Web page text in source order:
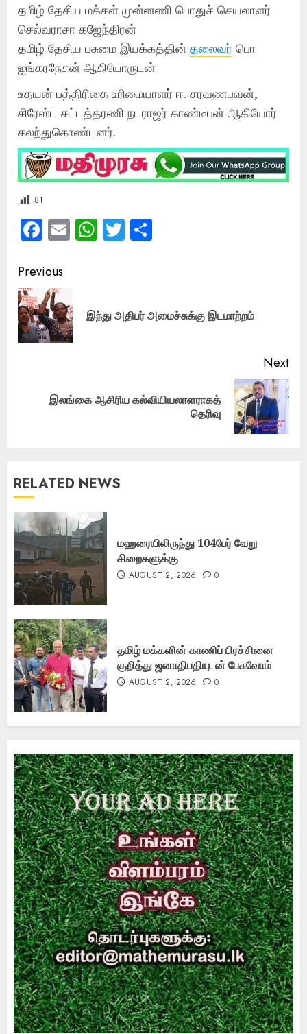
தமிழ் தேசிய மக்கள் முன்னணி பொதுச் செயலாளர்
செல்வராசா கஜேந்திரன்
தமிழ் தேசிய பசுமை இயக்கத்தின் தலைவர் பொ
ஐங்கரநேசன் ஆகியோருடன்
உதயன் பத்திரிகை உரிமையாளர் ஈ. சரவணபவன்,
சிரேஸ்ட சட்டத்தரணி நடராஜர் காண்டீபன் ஆகியோர்
கலந்துகொண்டனர்.
81
Facebook
EmailWhatsApp
Twitter
Post
navigation
Previous
இந்து அதிபர் அமைச்சுக்கு இடமாற்றம்
Next
இலங்கை ஆசிரிய கல்வியியலாளராகத்
தெரிவு
RELATED NEWS
மஹரையிலிருந்து 104பேர் வேறு
சிறைகளுக்கு
AUGUST 2, 2026 0
தமிழ் மக்களின் காணிப் பிரச்சினை
குறித்து ஜனாதிபதியுடன் பேசுவோம்
AUGUST 2, 2026 0